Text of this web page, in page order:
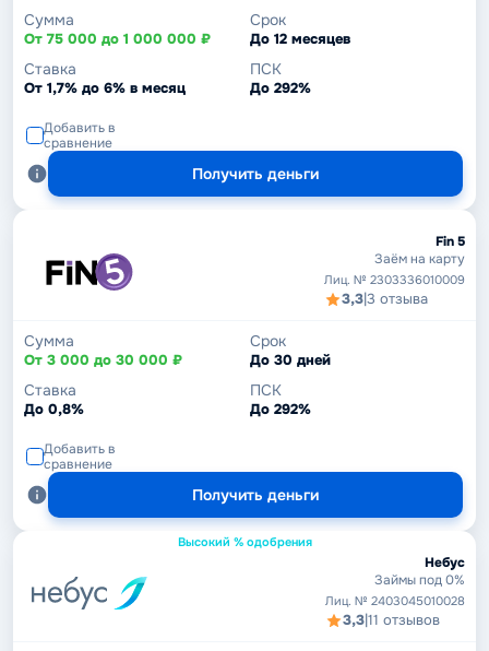
Сумма
От 75 000 до 1 000 000 ₽
Срок
До 12 месяцев
Ставка
От 1,7% до 6% в месяц
ПСК
До 292%
Добавить в
сравнение
Получить деньги
Fin 5
Заём на карту
Лиц. № 2303336010009
3,3|3 отзыва
Сумма
От 3 000 до 30 000 ₽
Срок
До 30 дней
Ставка
До 0,8%
ПСК
До 292%
Добавить в
сравнение
Получить деньги
Высокий % одобрения
Небус
Займы под 0%
Лиц. № 2403045010028
3,3|11 отзывов